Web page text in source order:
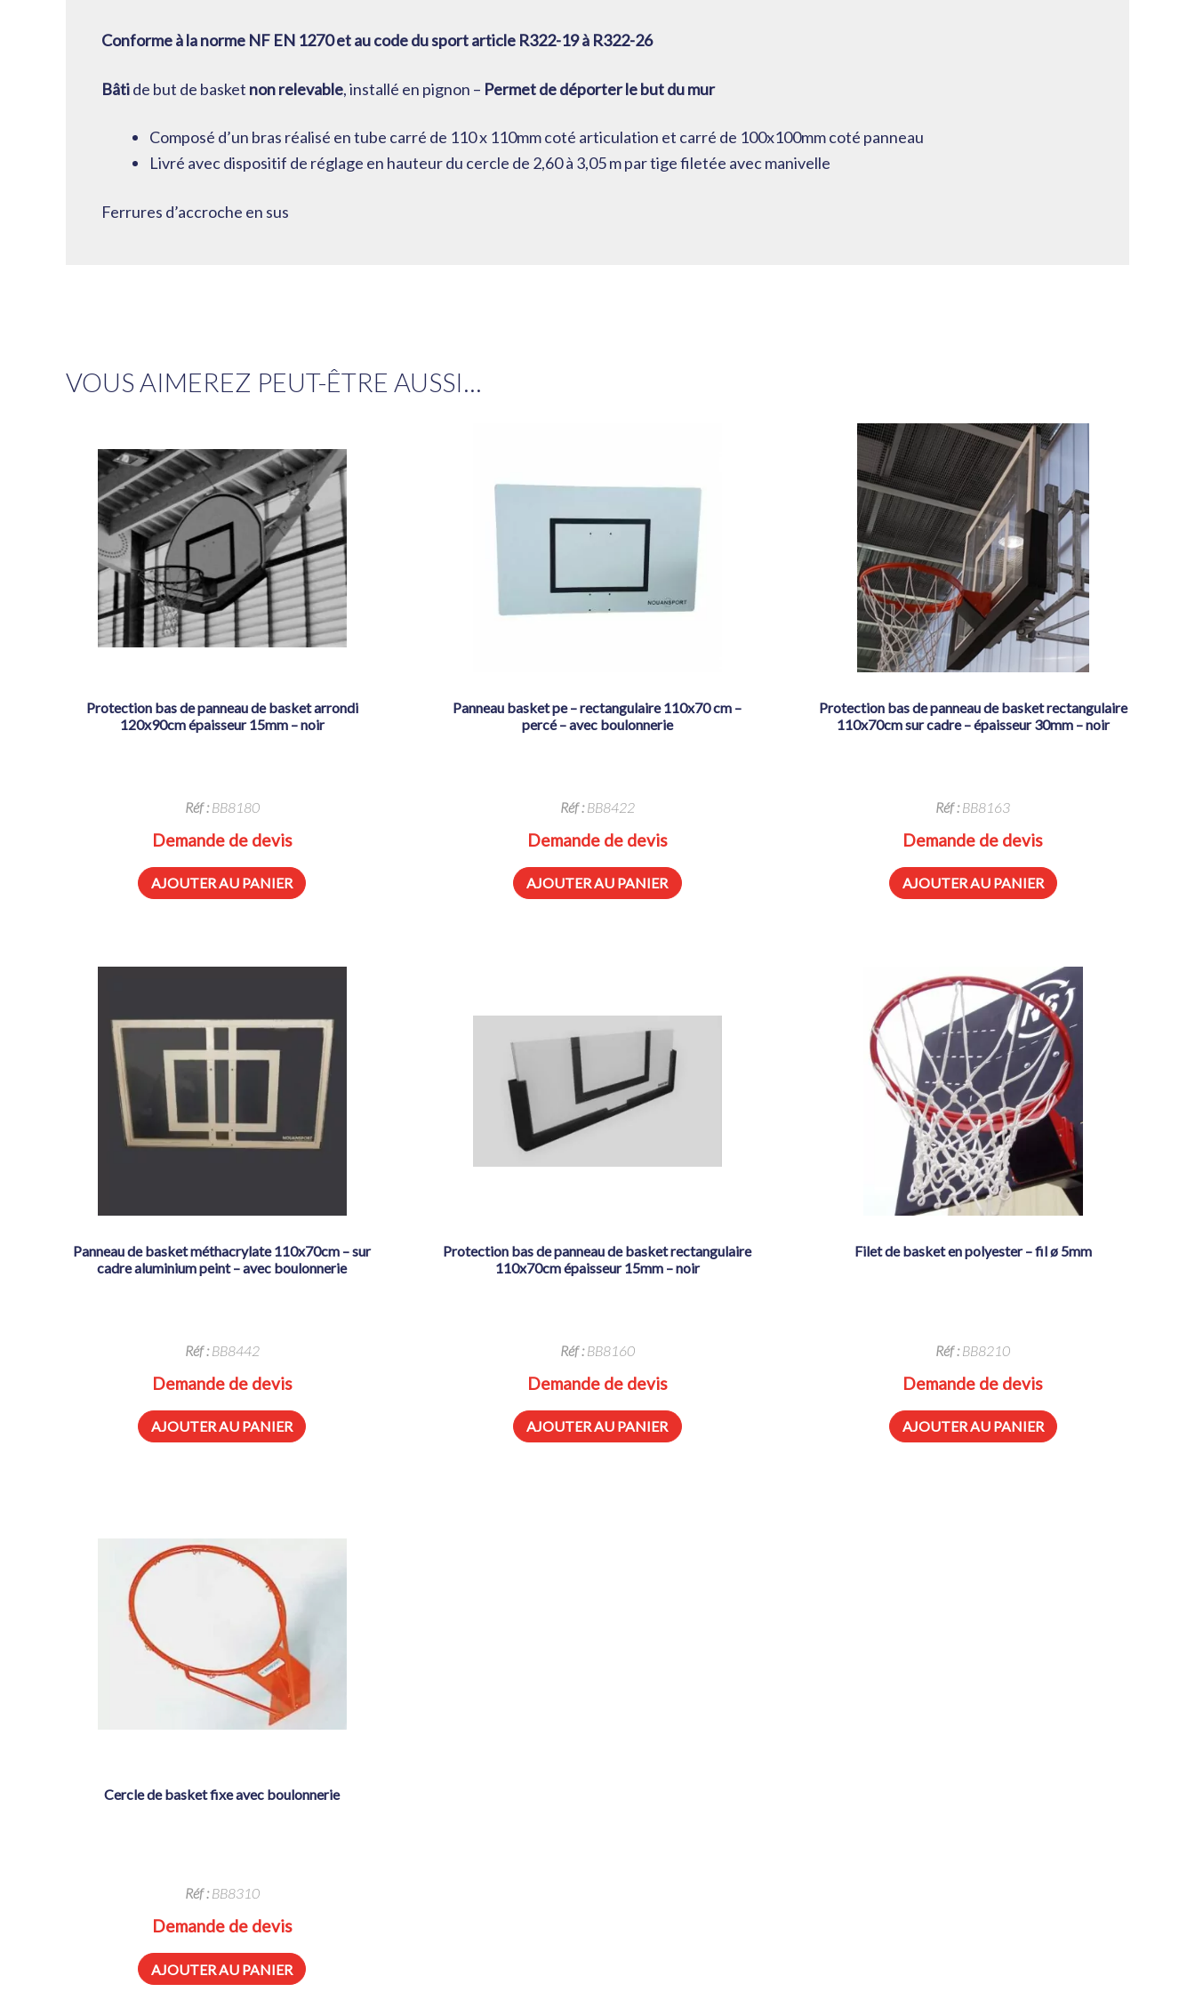
Conforme à la norme NF EN 1270 et au code du sport article R322-19 à R322-26
Bâtide but de basket non relevable, installé en pignon – Permet de déporter le but du mur
Composé d’un bras réalisé en tube carré de 110 x 110mm coté articulation et carré de 100x100mm coté panneau
Livré avec dispositif de réglage en hauteur du cercle de 2,60 à 3,05 m par tige filetée avec manivelle
Ferrures d’accroche en sus
VOUS AIMEREZ PEUT-ÊTRE AUSSI…
protection bas de panneau de basket arrondi
120x90cm épaisseur 15mm – noir
Réf :BB8180
Demande de devis
AJOUTER AU PANIER
panneau basket pe – rectangulaire 110x70 cm –
percé – avec boulonnerie
Réf :BB8422
Demande de devis
AJOUTER AU PANIER
protection bas de panneau de basket rectangulaire
110x70cm sur cadre – épaisseur 30mm – noir
Réf :BB8163
Demande de devis
AJOUTER AU PANIER
panneau de basket méthacrylate 110x70cm – sur
cadre aluminium peint – avec boulonnerie
Réf :BB8442
Demande de devis
AJOUTER AU PANIER
protection bas de panneau de basket rectangulaire
110x70cm épaisseur 15mm – noir
Réf :BB8160
Demande de devis
AJOUTER AU PANIER
filet de basket en polyester – fil ø 5mm
Réf :BB8210
Demande de devis
AJOUTER AU PANIER
cercle de basket fixe avec boulonnerie
Réf :BB8310
Demande de devis
AJOUTER AU PANIER